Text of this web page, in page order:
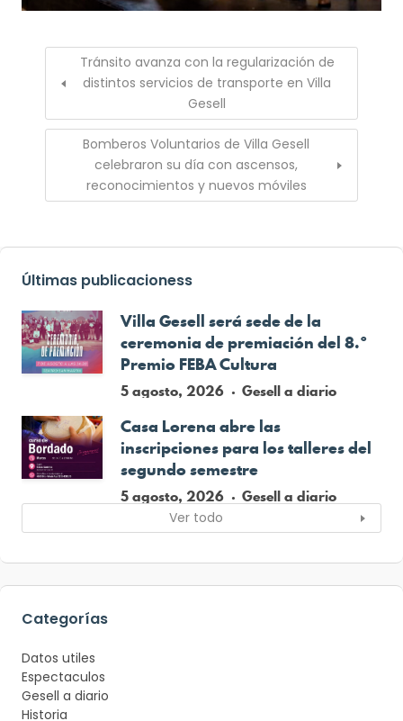
Tránsito avanza con la regularización de
distintos servicios de transporte en Villa
Gesell
Bomberos Voluntarios de Villa Gesell
celebraron su día con ascensos,
reconocimientos y nuevos móviles
Últimas publicacioness
Villa Gesell será sede de la
ceremonia de premiación del 8.º
Premio FEBA Cultura
5 agosto, 2026 Gesell a diario
Casa Lorena abre las
inscripciones para los talleres del
segundo semestre
5 agosto, 2026 Gesell a diario
Ver todo
Categorías
Datos utiles
Espectaculos
Gesell a diario
Historia